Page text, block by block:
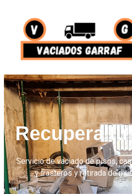
Recupera
Servicio de vaciado de pisos,
y trasteros y retirada de